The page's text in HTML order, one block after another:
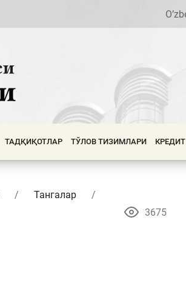
ТАДҚИҚОТЛАР ТЎЛОВ ТИЗИМЛАРИ
Тангалар
3675